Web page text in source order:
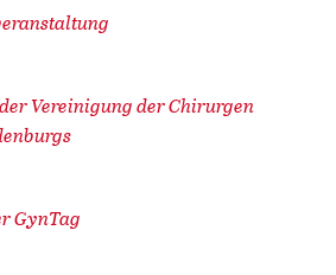
Vereinigung der Chirurgen
GynTag